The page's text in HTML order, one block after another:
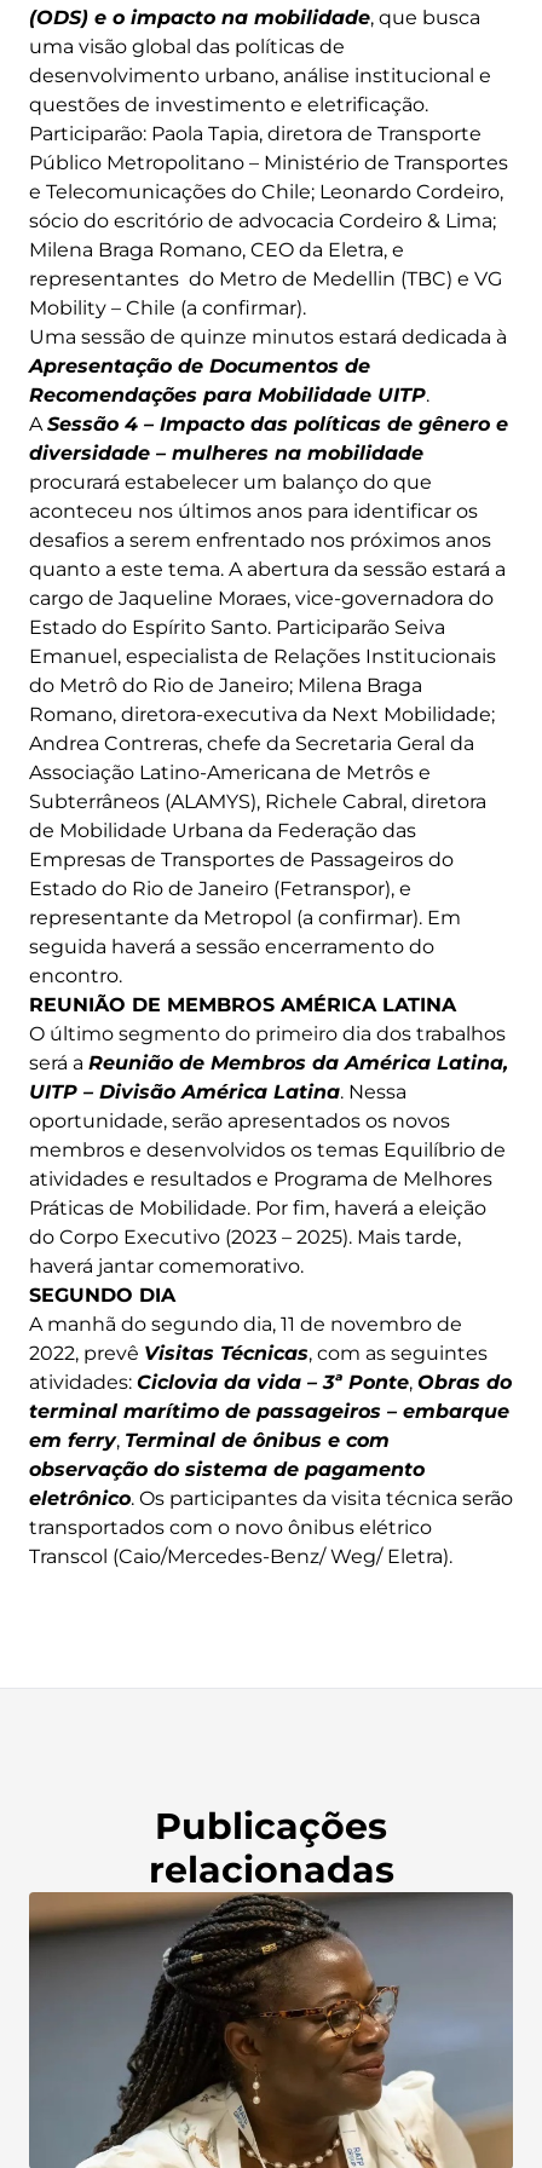
(ODS) e o impacto na mobilidade, que busca
uma visão global das políticas de
desenvolvimento urbano, análise institucional e
questões de investimento e eletrificação.
Participarão: Paola Tapia, diretora de Transporte
Público Metropolitano – Ministério de Transportes
e Telecomunicações do Chile; Leonardo Cordeiro,
sócio do escritório de advocacia Cordeiro & Lima;
Milena Braga Romano, CEO da Eletra, e
representantes do Metro de Medellin (TBC) e VG
Mobility – Chile (a confirmar).
Uma sessão de quinze minutos estará dedicada à
Apresentação de Documentos de
Recomendações para Mobilidade UITP.
ASessão 4 – Impacto das políticas de gênero e
diversidade – mulheres na mobilidade
procurará estabelecer um balanço do que
aconteceu nos últimos anos para identificar os
desafios a serem enfrentado nos próximos anos
quanto a este tema. A abertura da sessão estará a
cargo de Jaqueline Moraes, vice-governadora do
Estado do Espírito Santo. Participarão Seiva
Emanuel, especialista de Relações Institucionais
do Metrô do Rio de Janeiro; Milena Braga
Romano, diretora-executiva da Next Mobilidade;
Andrea Contreras, chefe da Secretaria Geral da
Associação Latino-Americana de Metrôs e
Subterrâneos (ALAMYS), Richele Cabral, diretora
de Mobilidade Urbana da Federação das
Empresas de Transportes de Passageiros do
Estado do Rio de Janeiro (Fetranspor), e
representante da Metropol (a confirmar). Em
seguida haverá a sessão encerramento do
encontro.
REUNIÃO DE MEMBROS AMÉRICA LATINA
O último segmento do primeiro dia dos trabalhos
será a Reunião de Membros da América Latina,
UITP – Divisão América Latina. Nessa
oportunidade, serão apresentados os novos
membros e desenvolvidos os temas Equilíbrio de
atividades e resultados e Programa de Melhores
Práticas de Mobilidade. Por fim, haverá a eleição
do Corpo Executivo (2023 – 2025). Mais tarde,
haverá jantar comemorativo.
SEGUNDO DIA
A manhã do segundo dia, 11 de novembro de
2022, prevê Visitas Técnicas, com as seguintes
atividades: Ciclovia da vida – 3ª Ponte, Obras do
terminal marítimo de passageiros – embarque
em ferry, Terminal de ônibus e com
observação do sistema de pagamento
eletrônico. Os participantes da visita técnica serão
transportados com o novo ônibus elétrico
Transcol (Caio/Mercedes-Benz/ Weg/ Eletra).
Publicações
relacionadas